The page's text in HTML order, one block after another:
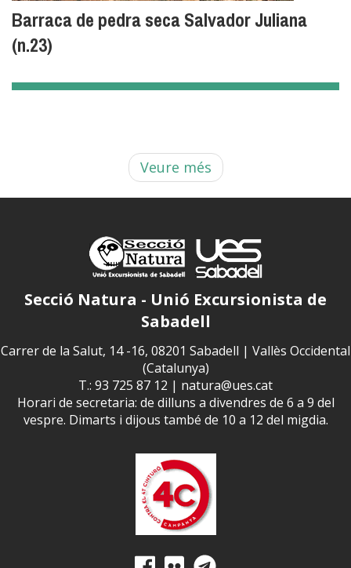
Barraca de pedra seca Salvador Juliana
(n.23)
Veure més
Secció Natura - Unió Excursionista de
Sabadell
Carrer de la Salut, 14 -16, 08201 Sabadell | Vallès Occidental
(Catalunya)
T.: 93 725 87 12 | natura@ues.cat
Horari de secretaria: de dilluns a divendres de 6 a 9 del
vespre. Dimarts i dijous també de 10 a 12 del migdia.